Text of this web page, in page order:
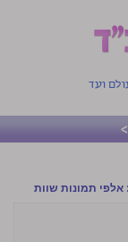
ועד
תמונות שוות